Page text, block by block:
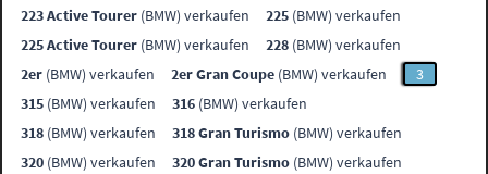
223 Active Tourer (BMW) verkaufen 225 (BMW) verkaufen
225 Active Tourer (BMW) verkaufen 228 (BMW) verkaufen
2er (BMW) verkaufen 2er Gran Coupe (BMW) verkaufen
3
315 (BMW) verkaufen 316 (BMW) verkaufen
318 (BMW) verkaufen 318 Gran Turismo (BMW) verkaufen
320 (BMW) verkaufen 320 Gran Turismo (BMW) verkaufen